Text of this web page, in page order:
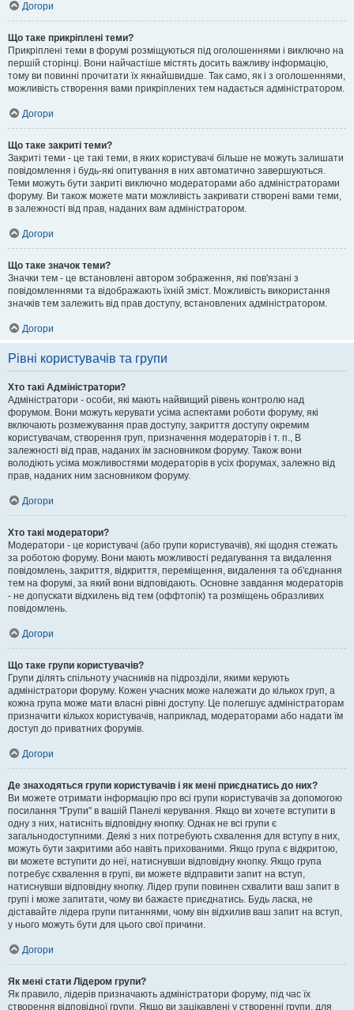
Догори
Що таке прикріплені теми?
Прикріплені теми в форумі розміщуються під оголошеннями і виключно на
першій сторінці. Вони найчастіше містять досить важливу інформацію,
тому ви повинні прочитати їх якнайшвидше. Так само, як і з оголошеннями,
можливість створення вами прикріплених тем надається адміністратором.
Догори
Що таке закриті теми?
Закриті теми - це такі теми, в яких користувачі більше не можуть залишати
повідомлення і будь-які опитування в них автоматично завершуються.
Теми можуть бути закриті виключно модераторами або адміністраторами
форуму. Ви також можете мати можливість закривати створені вами теми,
в залежності від прав, наданих вам адміністратором.
Догори
Що таке значок теми?
Значки тем - це встановлені автором зображення, які пов'язані з
повідомленнями та відображають їхній зміст. Можливість використання
значків тем залежить від прав доступу, встановлених адміністратором.
Догори
Рівні користувачів та групи
Хто такі Адміністратори?
Адміністратори - особи, які мають найвищий рівень контролю над
форумом. Вони можуть керувати усіма аспектами роботи форуму, які
включають розмежування прав доступу, закриття доступу окремим
користувачам, створення груп, призначення модераторів і т. п., В
залежності від прав, наданих їм засновником форуму. Також вони
володіють усіма можливостями модераторів в усіх форумах, залежно від
прав, наданих ним засновником форуму.
Догори
Хто такі модератори?
Модератори - це користувачі (або групи користувачів), які щодня стежать
за роботою форуму. Вони мають можливості редагування та видалення
повідомлень, закриття, відкриття, переміщення, видалення та об'єднання
тем на форумі, за який вони відповідають. Основне завдання модераторів
- не допускати відхилень від тем (оффтопік) та розміщень образливих
повідомлень.
Догори
Що таке групи користувачів?
Групи ділять спільноту учасників на підрозділи, якими керують
адміністратори форуму. Кожен учасник може належати до кількох груп, а
кожна група може мати власні рівні доступу. Це полегшує адміністраторам
призначити кількох користувачів, наприклад, модераторами або надати їм
доступ до приватних форумів.
Догори
Де знаходяться групи користувачів і як мені приєднатись до них?
Ви можете отримати інформацію про всі групи користувачів за допомогою
посилання "Групи" в вашій Панелі керування. Якщо ви хочете вступити в
одну з них, натисніть відповідну кнопку. Однак не всі групи є
загальнодоступними. Деякі з них потребують схвалення для вступу в них,
можуть бути закритими або навіть прихованими. Якщо група є відкритою,
ви можете вступити до неї, натиснувши відповідну кнопку. Якщо група
потребує схвалення в групі, ви можете відправити запит на вступ,
натиснувши відповідну кнопку. Лідер групи повинен схвалити ваш запит в
групі і може запитати, чому ви бажаєте приєднатись. Будь ласка, не
діставайте лідера групи питаннями, чому він відхилив ваш запит на вступ,
у нього можуть бути для цього свої причини.
Догори
Як мені стати Лідером групи?
Як правило, лідерів призначають адміністратори форуму, під час їх
створення відповідної групи. Якщо ви зацікавлені у створенні групи, для